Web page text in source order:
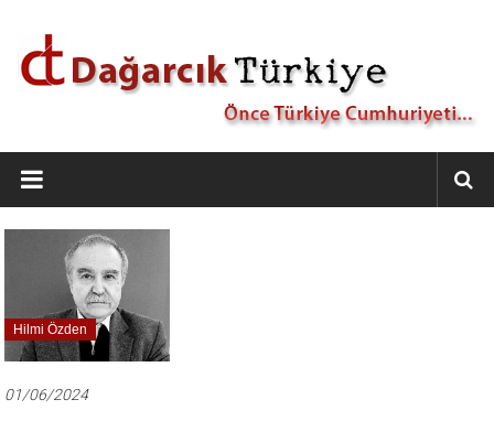
Dağarcık
Türkiye
Önce
Cumhuriyeti…
Hilmi Özden
01/06/2024